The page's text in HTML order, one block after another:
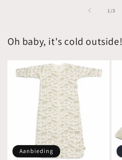
1 /van
3
Oh baby, it's cold outside!
Aanbieding